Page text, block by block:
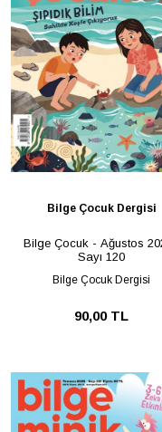
Bilge Çocuk Dergisi
Bilge Çocuk - Ağustos
Sayı 120
Bilge Çocuk Dergisi
90,00 TL